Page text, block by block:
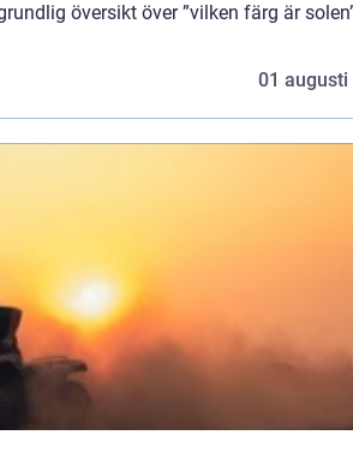
översikt över ”vilken färg är
01 augusti